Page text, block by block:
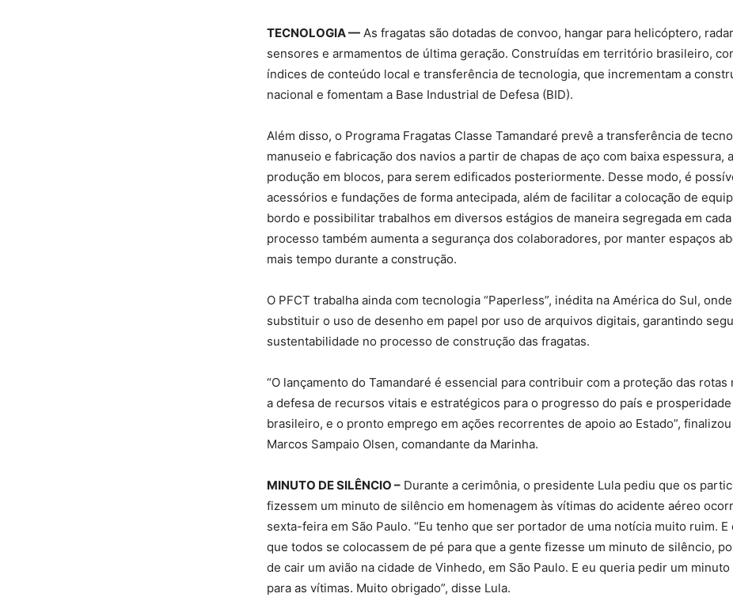
TECNOLOGIA — As fragatas são dotadas de convoo, hangar para helicóptero,
sensores e armamentos de última geração. Construídas em território brasileiro,
índices de conteúdo local e transferência de tecnologia, que incrementam a
nacional e fomentam a Base Industrial de Defesa (BID).
Além disso, o Programa Fragatas Classe Tamandaré prevê a transferência de
manuseio e fabricação dos navios a partir de chapas de aço com baixa espessura,
produção em blocos, para serem edificados posteriormente. Desse modo, é
acessórios e fundações de forma antecipada, além de facilitar a colocação de
bordo e possibilitar trabalhos em diversos estágios de maneira segregada em
processo também aumenta a segurança dos colaboradores, por manter espaços
mais tempo durante a construção.
O PFCT trabalha ainda com tecnologia “Paperless”, inédita na América do Sul,
substituir o uso de desenho em papel por uso de arquivos digitais, garantindo
sustentabilidade no processo de construção das fragatas.
“O lançamento do Tamandaré é essencial para contribuir com a proteção das rotas
a defesa de recursos vitais e estratégicos para o progresso do país e
brasileiro, e o pronto emprego em ações recorrentes de apoio ao Estado”,
Marcos Sampaio Olsen, comandante da Marinha.
MINUTO DE SILÊNCIO – Durante a cerimônia, o presidente Lula pediu que os
fizessem um minuto de silêncio em homenagem às vítimas do acidente aéreo
sexta-feira em São Paulo. “Eu tenho que ser portador de uma notícia muito ruim. E
que todos se colocassem de pé para que a gente fizesse um minuto de silêncio,
de cair um avião na cidade de Vinhedo, em São Paulo. E eu queria pedir um
para as vítimas. Muito obrigado”, disse Lula.